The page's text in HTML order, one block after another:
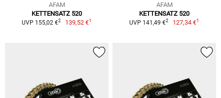
AFAM
KETTENSATZ 520
UVP 155,02 €2 139,52 €1
AFAM
KETTENSATZ 520
UVP 141,49 €2 127,34 €1